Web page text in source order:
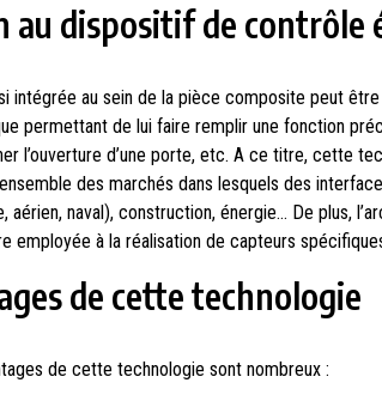
au dispositif de contrôle
intégrée au sein de la pièce composite peut
permettant de lui faire remplir une fonction
l’ouverture d’une porte, etc. A ce titre, cette
des marchés dans lesquels des
naval), construction, énergie… De plus,
employée à la réalisation de capteurs
de cette technologie
de cette technologie sont nombreux :